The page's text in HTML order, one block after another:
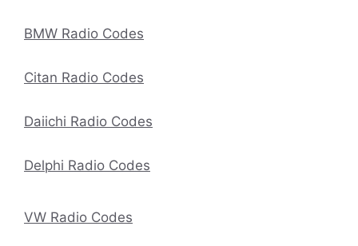
BMW Radio Codes
Citan Radio Codes
Daiichi Radio Codes
Delphi Radio Codes
VW Radio Codes